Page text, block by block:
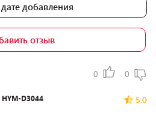
добавления
отзыв
0 0
5.0
D3044